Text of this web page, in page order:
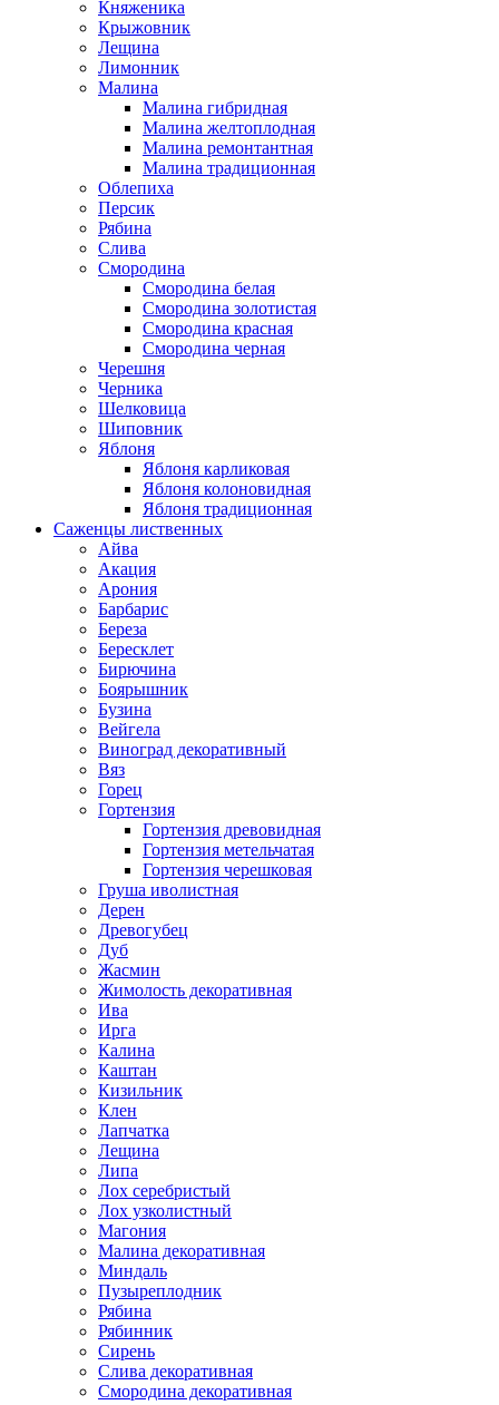
Княженика
Крыжовник
Лещина
Лимонник
Малина
Малина гибридная
Малина желтоплодная
Малина ремонтантная
Малина традиционная
Облепиха
Персик
Рябина
Слива
Смородина
Смородина белая
Смородина золотистая
Смородина красная
Смородина черная
Черешня
Черника
Шелковица
Шиповник
Яблоня
Яблоня карликовая
Яблоня колоновидная
Яблоня традиционная
Саженцы лиственных
Айва
Акация
Арония
Барбарис
Береза
Бересклет
Бирючина
Боярышник
Бузина
Вейгела
Виноград декоративный
Вяз
Горец
Гортензия
Гортензия древовидная
Гортензия метельчатая
Гортензия черешковая
Груша иволистная
Дерен
Древогубец
Дуб
Жасмин
Жимолость декоративная
Ива
Ирга
Калина
Каштан
Кизильник
Клен
Лапчатка
Лещина
Липа
Лох серебристый
Лох узколистный
Магония
Малина декоративная
Миндаль
Пузыреплодник
Рябина
Рябинник
Сирень
Слива декоративная
Смородина декоративная